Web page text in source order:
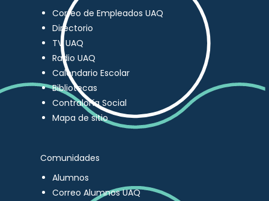
Correo de Empleados UAQ
Directorio
TV UAQ
Radio UAQ
Calendario Escolar
Bibliotecas
Contraloría Social
Mapa de sitio
Comunidades
Alumnos
Correo Alumnos UAQ